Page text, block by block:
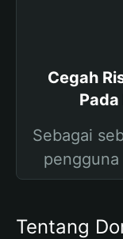
Cegah
Sebagai
Tentang